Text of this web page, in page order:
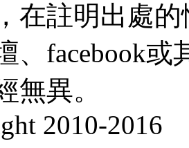
在註明出處
、facebook
無異。
2010-2016